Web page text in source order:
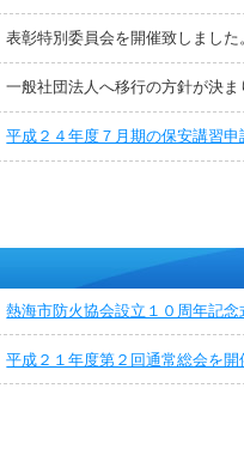
表彰特別委員会を開催致しました
一般社団法人へ移行の方針が決ま
平成２４年度７月期の保安講習
熱海市防火協会設立１０周年記
平成２１年度第２回通常総会を